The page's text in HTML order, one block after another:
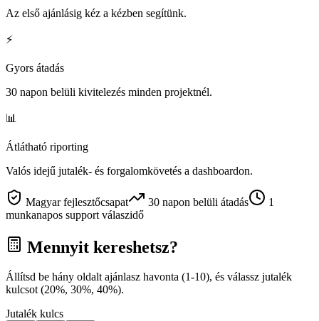
Az első ajánlásig kéz a kézben segítünk.
⚡
Gyors átadás
30 napon belüli kivitelezés minden projektnél.
📊
Átlátható riporting
Valós idejű jutalék- és forgalomkövetés a dashboardon.
Magyar fejlesztőcsapat 30 napon belüli átadás
1
munkanapos support válaszidő
Mennyit kereshetsz?
Állítsd be hány oldalt ajánlasz havonta (1-10), és válassz jutalék
kulcsot (20%, 30%, 40%).
Jutalék kulcs